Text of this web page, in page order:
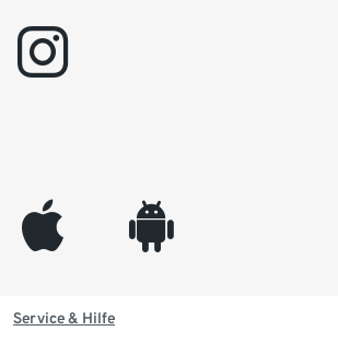
instagram
appleinc android
Service & Hilfe